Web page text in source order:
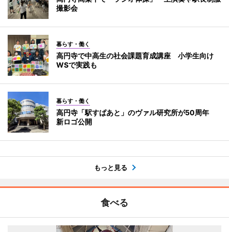
撮影会
暮らす・働く
高円寺で中高生の社会課題育成講座 小学生向け
WSで実践も
暮らす・働く
高円寺「駅すぱあと」のヴァル研究所が50周年
新ロゴ公開
もっと見る
食べる